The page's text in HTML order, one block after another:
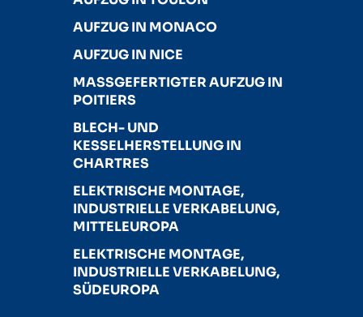
AUFZUG IN MONACO
AUFZUG IN NICE
MASSGEFERTIGTER AUFZUG IN P
OITIERS
BLECH- UND
KESSELHERSTELLUNG IN
CHARTRES
ELEKTRISCHE MONTAGE,
INDUSTRIELLE VERKABELUNG,
MITTELEUROPA
ELEKTRISCHE MONTAGE,
INDUSTRIELLE VERKABELUNG,
SÜDEUROPA